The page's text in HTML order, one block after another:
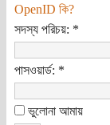
OpenID কি?
সদস্য পরিচয়: *
পাসওয়ার্ড: *
ভুলোনা আমায়